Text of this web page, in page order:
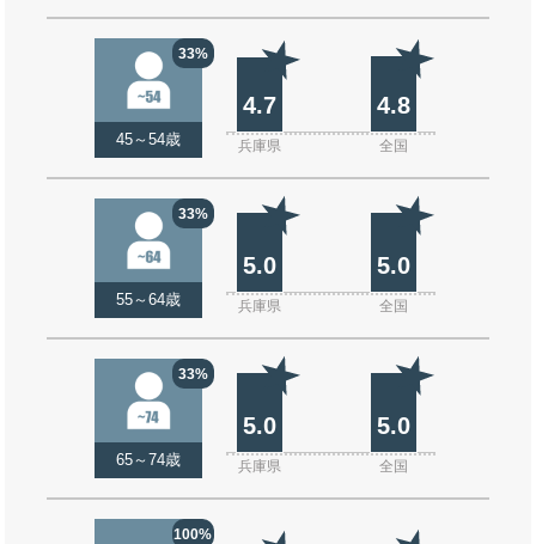
33%
45～54歳
4.7 4.8
兵庫県 全国
33%
55～64歳
5.0 5.0
兵庫県 全国
33%
65～74歳
5.0 5.0
兵庫県 全国
100%